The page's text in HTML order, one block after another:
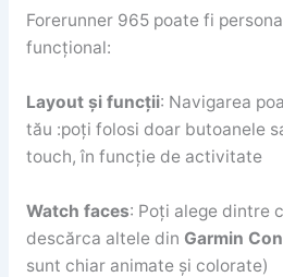
Forerunner 965 poate fi
funcțional:
Layout și funcții: Navigarea
tău :poți folosi doar butoanele
touch, în funcție de activitate
Watch faces: Poți alege dintre
descărca altele din Garmin
sunt chiar animate și colorate)